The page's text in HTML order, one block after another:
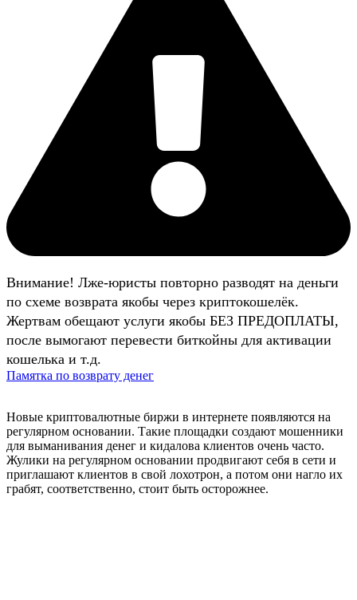
Внимание! Лже-юристы повторно разводят на деньги
по схеме возврата якобы через криптокошелёк.
Жертвам обещают услуги якобы БЕЗ ПРЕДОПЛАТЫ,
после вымогают перевести биткойны для активации
кошелька и т.д.
Памятка по возврату денег
Новые криптовалютные биржи в интернете появляются на
регулярном основании. Такие площадки создают мошенники
для выманивания денег и кидалова клиентов очень часто.
Жулики на регулярном основании продвигают себя в сети и
приглашают клиентов в свой лохотрон, а потом они нагло их
грабят, соответственно, стоит быть осторожнее.